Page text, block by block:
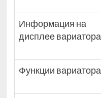
Информация на
дисплее вариатора
Функции вариатора